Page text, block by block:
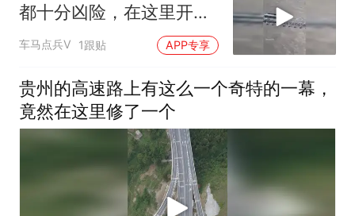
都十分凶险，在这里开车
的司机艺高人胆大
车马点兵V 1跟贴 APP专享
贵州的高速路上有这么一个奇特的一幕，
竟然在这里修了一个